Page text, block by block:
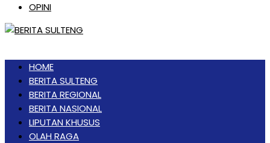
OPINI
HOME
BERITA SULTENG
BERITA REGIONAL
BERITA NASIONAL
LIPUTAN KHUSUS
OLAH RAGA